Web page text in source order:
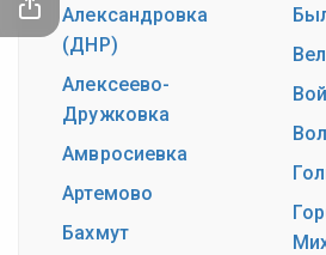
Александровка
(ДНР)
Алексеево-
Дружковка
Амвросиевка
Артемово
Бахмут